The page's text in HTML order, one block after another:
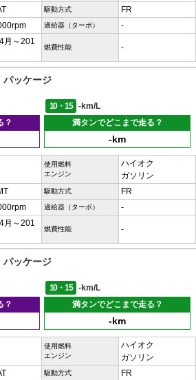
駆動方式 FR
過給器（ターボ） -
月～201
燃費性能 -
パッケージ
10・15
-km/L
？
満タンでどこまで走る？
-km
使用燃料
エンジン
ハイオク
ガソリン
駆動方式 FR
過給器（ターボ） -
月～201
燃費性能 -
パッケージ
10・15
-km/L
？
満タンでどこまで走る？
-km
使用燃料
エンジン
ハイオク
ガソリン
駆動方式 FR